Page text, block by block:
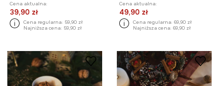
Cena aktualna:
39,90 zł
Cena regularna: 59,90 zł
Najniższa cena: 59,90 zł
Cena aktualna:
49,90 zł
Cena regularna: 69,90 zł
Najniższa cena: 69,90 zł